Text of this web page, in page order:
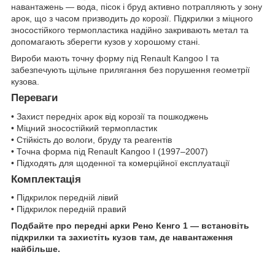
навантажень — вода, пісок і бруд активно потрапляють у зону
арок, що з часом призводить до корозії. Підкрилки з міцного
зносостійкого термопластика надійно закривають метал та
допомагають зберегти кузов у хорошому стані.
Вироби мають точну форму під Renault Kangoo I та
забезпечують щільне прилягання без порушення геометрії
кузова.
Переваги
• Захист передніх арок від корозії та пошкоджень
• Міцний зносостійкий термопластик
• Стійкість до вологи, бруду та реагентів
• Точна форма під Renault Kangoo I (1997–2007)
• Підходять для щоденної та комерційної експлуатації
Комплектація
• Підкрилок передній лівий
• Підкрилок передній правий
Подбайте про передні арки Рено Кенго 1 — встановіть
підкрилки та захистіть кузов там, де навантаження
найбільше.